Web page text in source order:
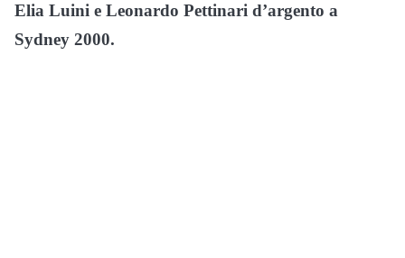
Elia Luini e Leonardo Pettinari d’argento a
Sydney 2000.